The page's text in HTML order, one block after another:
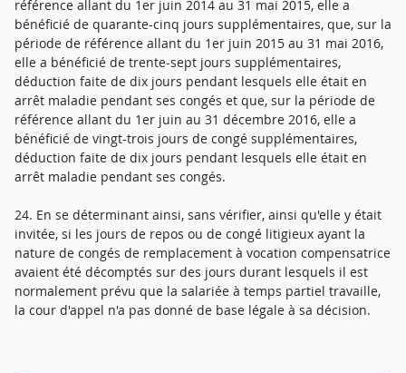
référence allant du 1er juin 2014 au 31 mai 2015, elle a
bénéficié de quarante-cinq jours supplémentaires, que, sur la
période de référence allant du 1er juin 2015 au 31 mai 2016,
elle a bénéficié de trente-sept jours supplémentaires,
déduction faite de dix jours pendant lesquels elle était en
arrêt maladie pendant ses congés et que, sur la période de
référence allant du 1er juin au 31 décembre 2016, elle a
bénéficié de vingt-trois jours de congé supplémentaires,
déduction faite de dix jours pendant lesquels elle était en
arrêt maladie pendant ses congés.
24. En se déterminant ainsi, sans vérifier, ainsi qu'elle y était
invitée, si les jours de repos ou de congé litigieux ayant la
nature de congés de remplacement à vocation compensatrice
avaient été décomptés sur des jours durant lesquels il est
normalement prévu que la salariée à temps partiel travaille,
la cour d'appel n'a pas donné de base légale à sa décision.